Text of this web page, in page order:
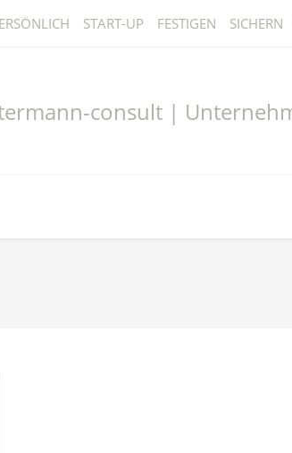
START-UP FESTIGEN SICHERN
consult |